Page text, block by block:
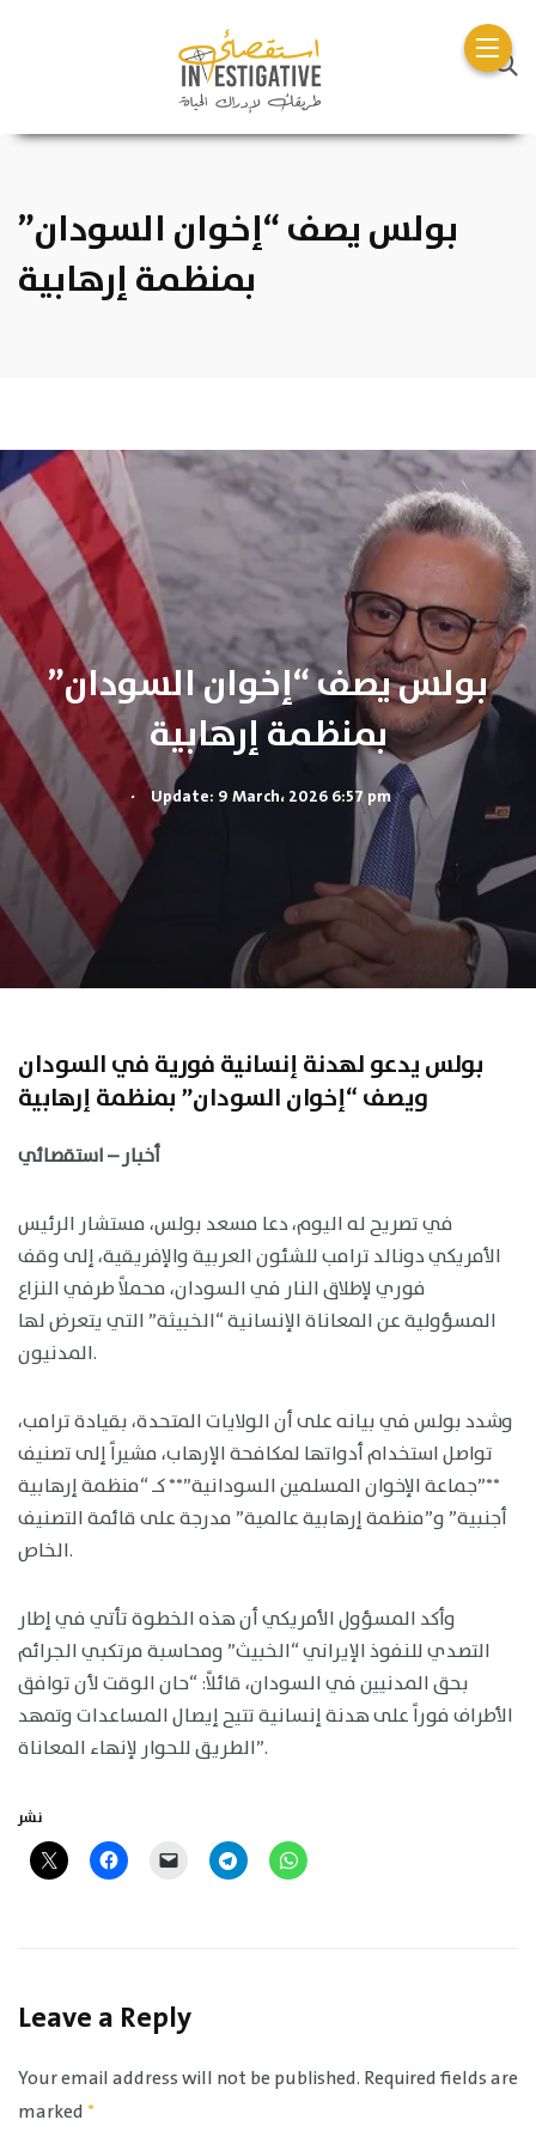
بولس يصف “إخوان السودان”
بمنظمة إرهابية
بولس يصف “إخوان السودان”
بمنظمة إرهابية
. Update: 9 March، 2026 6:57 pm
بولسيدعو لهدنة إنسانية فورية في السودان
ويصف “إخوان السودان” بمنظمة إرهابية
أخبار – استقصائي
في تصريح له اليوم، دعا مسعد بولس، مستشار الرئيس
الأمريكي دونالد ترامب للشئون العربية والإفريقية، إلى وقف
فوري لإطلاق النار في السودان، محملاً طرفي النزاع
المسؤولية عن المعاناة الإنسانية “الخبيثة” التي يتعرض لها
المدنيون.
وشدد بولس في بيانه على أن الولايات المتحدة، بقيادة ترامب،
تواصل استخدام أدواتها لمكافحة الإرهاب، مشيراً إلى تصنيف
**”جماعة الإخوان المسلمين السودانية”** كـ “منظمة إرهابية
أجنبية” و”منظمة إرهابية عالمية” مدرجة على قائمة التصنيف
الخاص.
وأكد المسؤول الأمريكي أن هذه الخطوة تأتي في إطار
التصدي للنفوذ الإيراني “الخبيث” ومحاسبة مرتكبي الجرائم
بحق المدنيين في السودان، قائلاً: “حان الوقت لأن توافق
الأطراف فوراً على هدنة إنسانية تتيح إيصال المساعدات وتمهد
الطريق للحوار لإنهاء المعاناة”.
نشر
Leave a Reply
Your email address will not be published. Required fields are
marked*